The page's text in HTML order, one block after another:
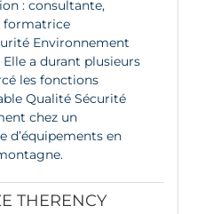
: consultante,
formatrice
Environnement
Elle a durant plusieurs
les fonctions
Qualité Sécurité
chez un
d’équipements en
THERENCY